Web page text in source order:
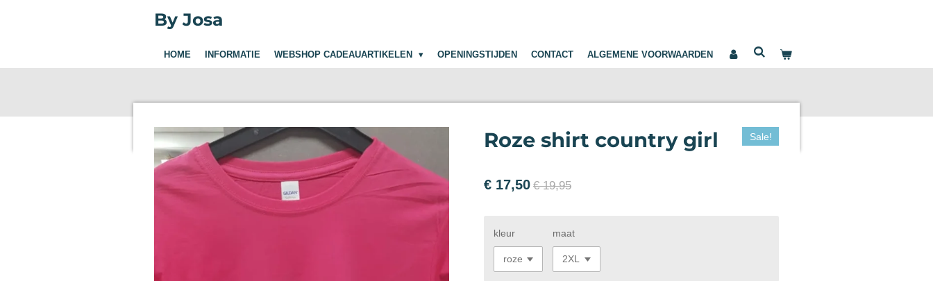
By Josa
HOME INFORMATIE WEBSHOP CADEAUARTIKELEN OPENINGSTIJDEN CONTACT ALGEMENE VOORWAARDEN
Roze shirt country girl Sale!
€ 17,50 € 19,95
kleur maat